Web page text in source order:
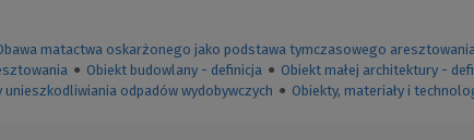
matactwa oskarżonego jako podstawa tymczasowego aresztowania
● Obiekt budowlany - definicja ● Obiekt małej architektury -
unieszkodliwiania odpadów wydobywczych ● Obiekty, materiały i